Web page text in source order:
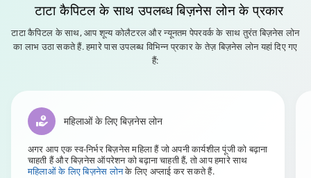
टाटा कैपिटल के साथ उपलब्ध बिज़नेस लोन के प्रकार
टाटा कैपिटल के साथ, आप शून्य कोलैटरल और न्यूनतम पेपरवर्क के साथ तुरंत बिज़नेस लोन
का लाभ उठा सकते हैं. हमारे पास उपलब्ध विभिन्न प्रकार के तेज़ बिज़नेस लोन यहां दिए गए
हैं:
महिलाओं के लिए बिज़नेस लोन
अगर आप एक स्व-निर्भर बिज़नेस महिला हैं जो अपनी कार्यशील पूंजी को बढ़ाना
चाहती हैं और बिज़नेस ऑपरेशन को बढ़ाना चाहती हैं, तो आप हमारे साथ
महिलाओं के लिए बिज़नेस लोनके लिए अप्लाई कर सकते हैं.